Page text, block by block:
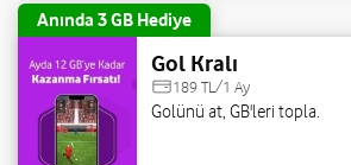
Anında 3 GB Hediye
Gol Kralı
189 TL/1 Ay
Golünü at, GB'leri topla.